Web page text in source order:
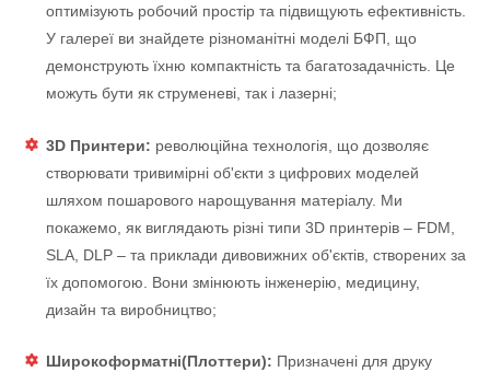
оптимізують робочий простір та підвищують ефективність.
У галереї ви знайдете різноманітні моделі БФП, що
демонструють їхню компактність та багатозадачність. Це
можуть бути як струменеві, так і лазерні;
3D Принтери: революційна технологія, що дозволяє
створювати тривимірні об'єкти з цифрових моделей
шляхом пошарового нарощування матеріалу. Ми
покажемо, як виглядають різні типи 3D принтерів – FDM,
SLA, DLP – та приклади дивовижних об'єктів, створених за
їх допомогою. Вони змінюють інженерію, медицину,
дизайн та виробництво;
Широкоформатні(Плоттери): Призначені для друку